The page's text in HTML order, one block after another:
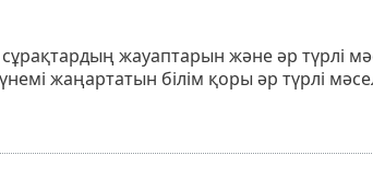
жауаптарын және әр түрлі
жаңартатын білім қоры әр түрлі